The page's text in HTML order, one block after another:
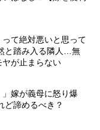
って絶対悪いと思って
と踏み入る隣人…無
が止まらない
嫁が義母に怒り爆
ど諦めるべき？